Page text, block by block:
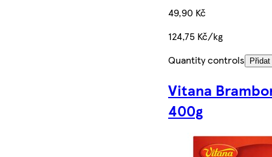
49,90 Kč
124,75 Kč/kg
Quantity controls
Přidat
Vitana
400g